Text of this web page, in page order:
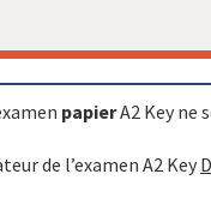
papierA2 Key ne
de l’examen A2 Key